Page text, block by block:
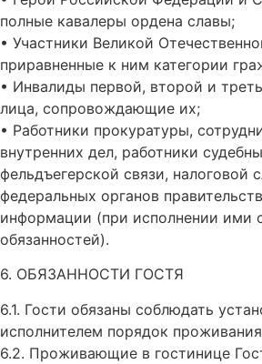
полные кавалеры ордена славы;
• Участники Великой
приравненные к ним категории
• Инвалиды первой, второй и
лица, сопровождающие их;
• Работники прокуратуры,
внутренних дел, работники
фельдъегерской связи, налоговой
федеральных органов
информации (при исполнении ими
обязанностей).
6. ОБЯЗАННОСТИ ГОСТЯ
6.1. Гости обязаны соблюдать
исполнителем порядок
6.2. Проживающие в гостинице